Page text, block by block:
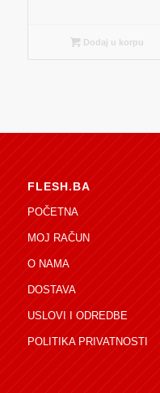
Dodaj u korpu
FLESH.BA
POČETNA
MOJ RAČUN
O NAMA
DOSTAVA
USLOVI I ODREDBE
POLITIKA PRIVATNOSTI